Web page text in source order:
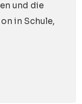
und die
in Schule,